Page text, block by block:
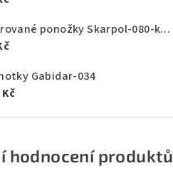
Vzorované ponožky Skarpol-080-kaktus
Gabidar-034
hodnocení produktů